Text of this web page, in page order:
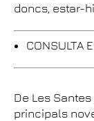
doncs, estar-
CONSULTA
De Les
principals